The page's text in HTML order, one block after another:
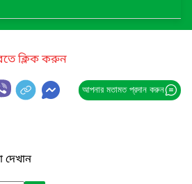
ক্লিক করুন
আপনার মতামত প্রদান করুন